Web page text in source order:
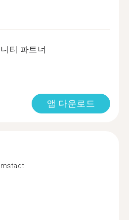
티 파트너
앱 다운로드